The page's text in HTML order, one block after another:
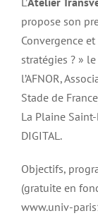
propose son
Convergence
stratégies ? » le
l’AFNOR,
Stade de
La Plaine
DIGITAL.
Objectifs,
(gratuite en
www.univ-